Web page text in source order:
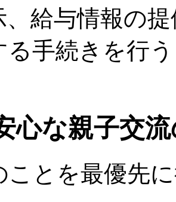
、給与情報の
る手続きを行
心な親子交
ことを最優先